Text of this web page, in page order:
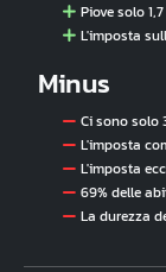
Piove solo
L'imposta
Minus
Ci sono solo
L'imposta
L'imposta
69% delle
La durezza